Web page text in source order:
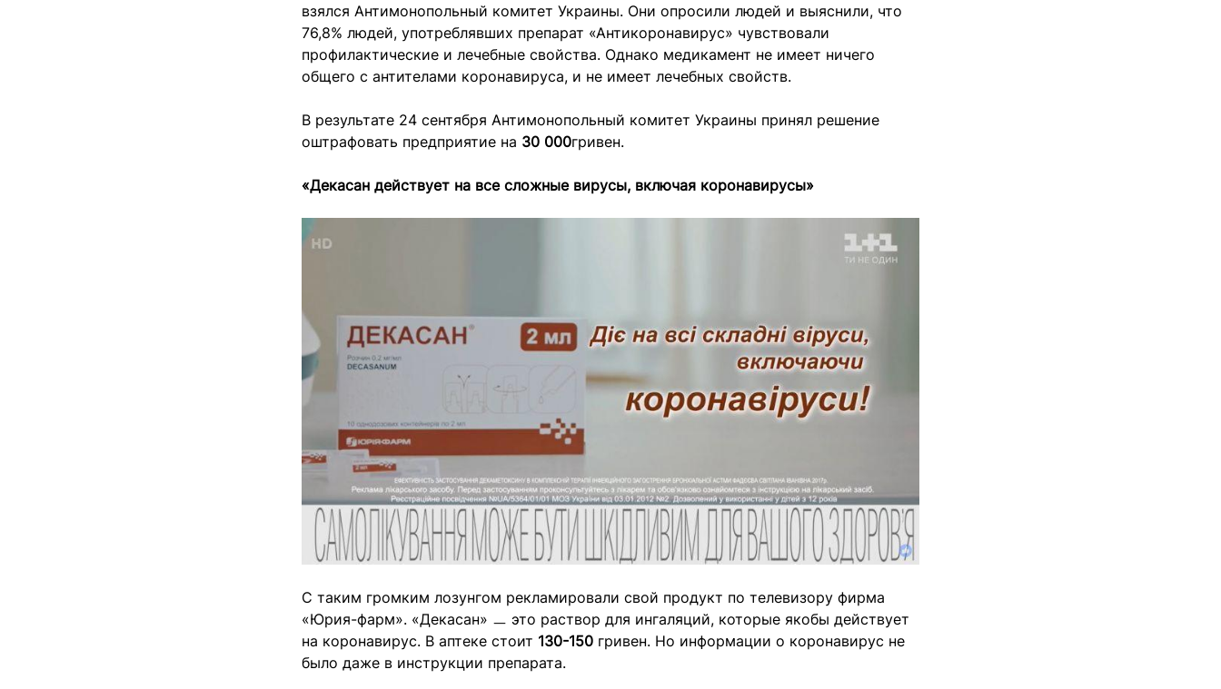
взялся Антимонопольный комитет Украины. Они опросили людей и выяснили, что
76,8% людей, употреблявших препарат «Антикоронавирус» чувствовали
профилактические и лечебные свойства. Однако медикамент не имеет ничего
общего с антителами коронавируса, и не имеет лечебных свойств.
В результате 24 сентября Антимонопольный комитет Украины принял решение
оштрафовать предприятие на 30 000гривен.
«Декасан действует на все сложные вирусы, включая коронавирусы»
С таким громким лозунгом рекламировали свой продукт по телевизору фирма
«Юрия-фарм». «Декасан» ㅡ это раствор для ингаляций, которые якобы действует
на коронавирус. В аптеке стоит 130-150 гривен. Но информации о коронавирус не
было даже в инструкции препарата.